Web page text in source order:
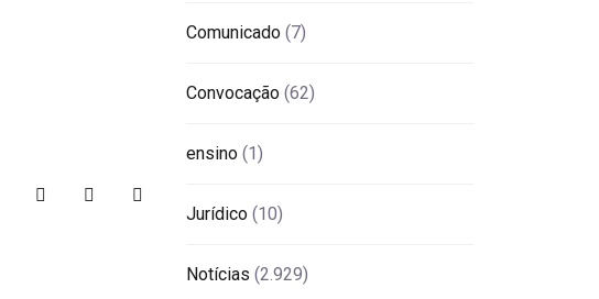
Comunicado (7)
Convocação (62)
ensino (1)
Jurídico (10)
Notícias (2.929)